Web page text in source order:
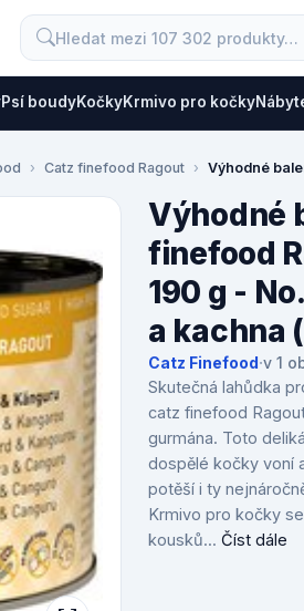
Psí boudyKočkyKrmivo pro kočky
Catz finefood Ragout Výhodné
Výhodné
finefood
190 g -
a kachna
Catz Finefood·v 1
Skutečná lahůdka
catz finefood
gurmána. Toto
dospělé kočky voní
potěší i ty
Krmivo pro kočky
kousků... Číst dále